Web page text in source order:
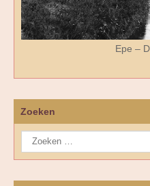
Epe –
Zoeken